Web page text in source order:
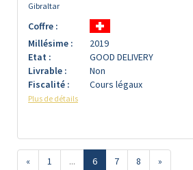
Gibraltar
Coffre :
Millésime :
2019
Etat :
GOOD DELIVERY
Livrable :
Non
Fiscalité :
Cours légaux
Plus de détails
« 1 ... 6 7 8 »